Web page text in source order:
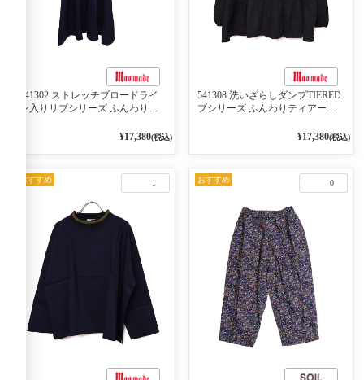
541302 ストレッチブロードライ
ン入りリブシリーズ ふんわりス
¥17,380(税込)
541308 洗いざらしダンプTIERED
ブシリーズ ふんわりティアード
¥17,380(税込)
1
おすすめ 0
おすすめ